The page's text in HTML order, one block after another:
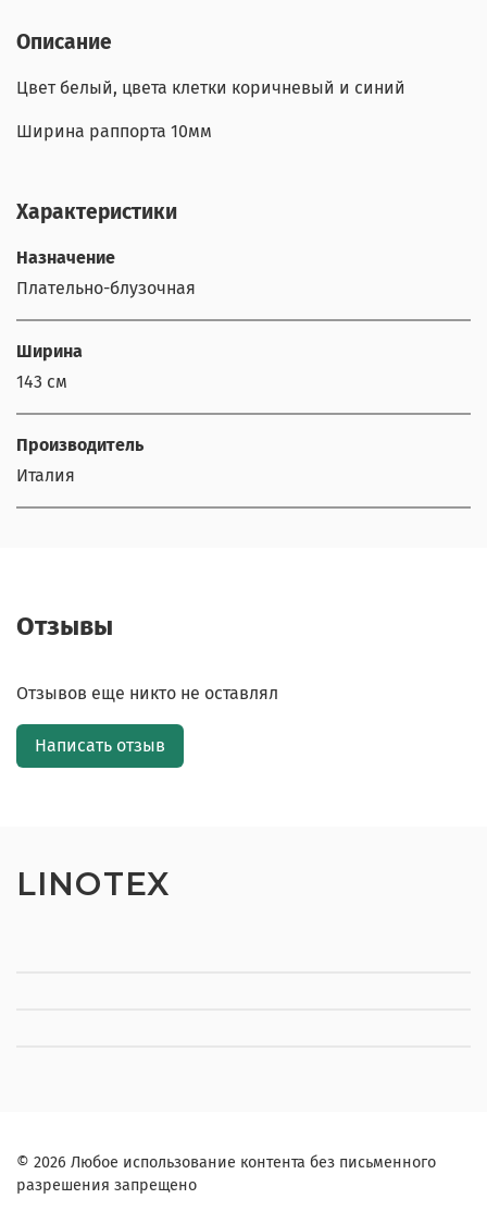
Описание
Цвет белый, цвета клетки коричневый и синий
Ширина раппорта 10мм
Характеристики
Назначение
Плательно-блузочная
Ширина
143 см
Производитель
Италия
Отзывы
Отзывов еще никто не оставлял
Написать отзыв
LINOTEX
© 2026 Любое использование контента без письменного
разрешения запрещено